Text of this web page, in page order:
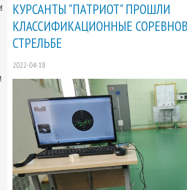
КУРСАНТЫ "ПАТРИОТ" ПРОШЛИ
КЛАССИФИКАЦИОННЫЕ
СТРЕЛЬБЕ
2022-04-18